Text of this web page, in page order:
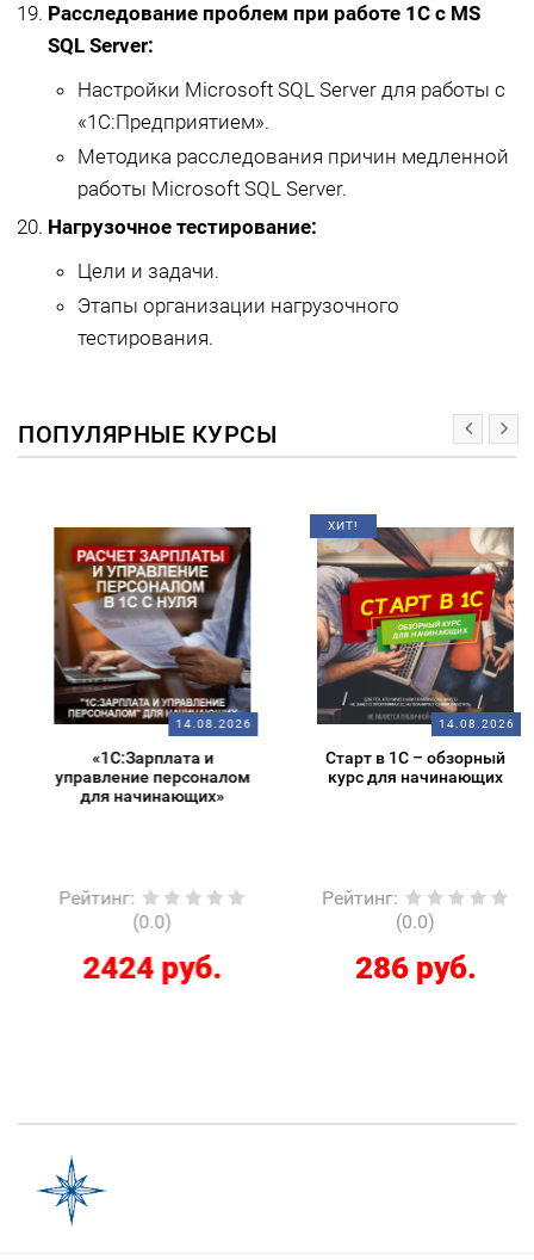
Расследование проблем при работе 1С с MS
SQL Server:
Настройки Microsoft SQL Server для работы с
«1С:Предприятием».
Методика расследования причин медленной
работы Microsoft SQL Server.
Нагрузочное тестирование:
Цели и задачи.
Этапы организации нагрузочного
тестирования.
ПОПУЛЯРНЫЕ КУРСЫ
14.08.2026
«1С:Зарплата и
управление персоналом
для начинающих»
Рейтинг:
(0.0)
2424 руб.
ХИТ!
14.08.2026
Старт в 1С – обзорный
курс для начинающих
Рейтинг:
(0.0)
286 руб.